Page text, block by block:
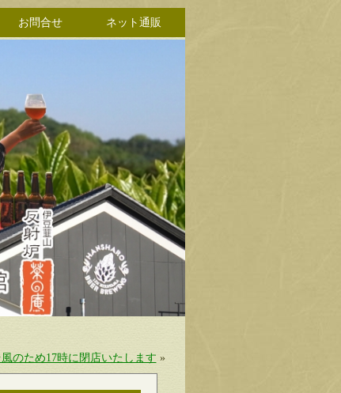
お問合せ ネット通販
のため17時に閉店いたします »